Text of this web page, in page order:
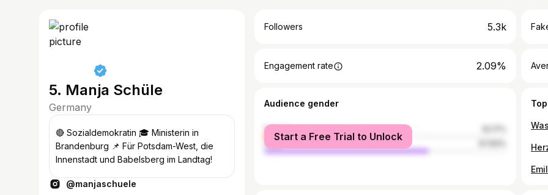
5. Manja Schüle
Germany
🔴 Sozialdemokratin 🎓 Ministerin in
Brandenburg 📌 Für Potsdam-West, die
Innenstadt und Babelsberg im Landtag!
@manjaschuele
Followers 5.3k
Engagement rate 2.09%
Audience gender
female
male
Start a Free Trial to Unlock